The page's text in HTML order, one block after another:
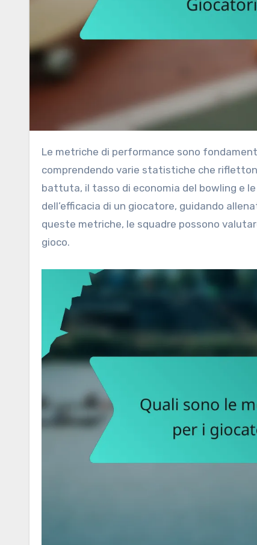
Le metriche di performance sono fondamentali per valutare le capacità dei giocatori di cricket statunitensi,
comprendendo varie statistiche che
battuta, il tasso di economia del bowling e
dell’efficacia di un giocatore, guidando
queste metriche, le squadre possono
gioco.